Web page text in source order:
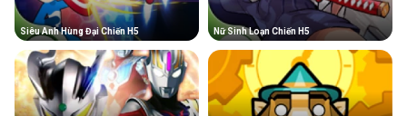
Siêu Anh Hùng Đại Chiến H5 Nữ Sinh Loạn Chiến H5